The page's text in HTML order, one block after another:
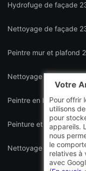
Hydrofuge de façade
Nettoyage de façade
Peintre mur et plafond
Nettoyage de terrasse
Peintre en bâtiment
Peinture et décapage
Nettoyage de toiture 23
Votre
Pour offrir
utilisons
pour
appareils.
nous
le
relatives à
avec